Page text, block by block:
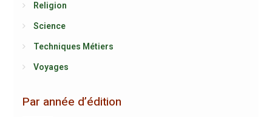
Religion
Science
Techniques Métiers
Voyages
Par année d’édition